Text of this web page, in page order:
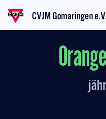
CVJM Gomaringen e.V.